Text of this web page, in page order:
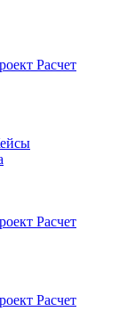
Расчет
Расчет
Расчет